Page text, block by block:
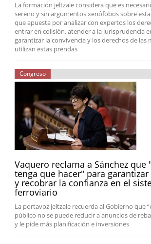
La formación jeltzale considera que es
sereno y sin argumentos xenófobos sobre
que apuesta por analizar con expertos los
entrar en colisión, atender a la jurisprudencia
garantizar la convivencia y los derechos de las
utilizan estas prendas
Congreso
Vaquero reclama a Sánchez que
tenga que hacer" para
y recobrar la confianza en el
ferroviario
La portavoz jeltzale recuerda al Gobierno que
público no se puede reducir a anuncios de
y le pide más planificación e inversiones